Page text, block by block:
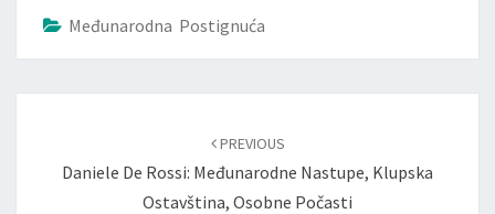
Međunarodna Postignuća
PREVIOUS
Daniele De Rossi: Međunarodne Nastupe, Klupska
Ostavština, Osobne Počasti